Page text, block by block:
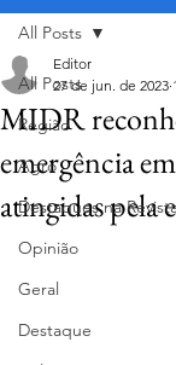
All Posts
Região
Agro
Destaques na
Opinião
Geral
Destaque
All Posts
MIDR
emergência
atingidas pela
Editor
27 de jun. de 2023